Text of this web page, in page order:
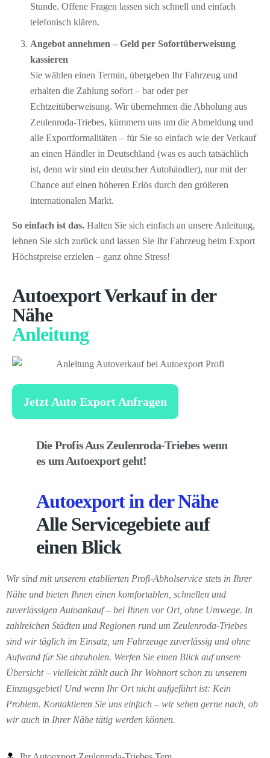
Stunde. Offene Fragen lassen sich schnell und einfach
telefonisch klären.
Angebot annehmen – Geld per Sofort­überweisung
kassieren
Sie wählen einen Termin, übergeben Ihr Fahrzeug und
erhalten die Zahlung sofort – bar oder per
Echtzeitüberweisung. Wir übernehmen die Abholung aus
Zeulenroda-Triebes, kümmern uns um die Abmeldung und
alle Exportformalitäten – für Sie so einfach wie der Verkauf
an einen Händler in Deutschland (was es auch tatsächlich
ist, denn wir sind ein deutscher Autohändler), nur mit der
Chance auf einen höheren Erlös durch den größeren
internationalen Markt.
So einfach ist das. Halten Sie sich einfach an unsere Anleitung,
lehnen Sie sich zurück und lassen Sie Ihr Fahrzeug beim Export
Höchstpreise erzielen – ganz ohne Stress!
Autoexport Verkauf in der
Nähe
Anleitung
Jetzt Auto Export Anfragen
Die Profis Aus Zeulenroda-Triebes wenn
es um Autoexport geht!
Autoexport in der Nähe
Alle Servicegebiete auf
einen Blick
Wir sind mit unserem etablierten Profi-Abholservice stets in Ihrer
Nähe und bieten Ihnen einen komfortablen, schnellen und
zuverlässigen Autoankauf – bei Ihnen vor Ort, ohne Umwege. In
zahlreichen Städten und Regionen rund um Zeulenroda-Triebes
sind wir täglich im Einsatz, um Fahrzeuge zuverlässig und ohne
Aufwand für Sie abzuholen. Werfen Sie einen Blick auf unsere
Übersicht – vielleicht zählt auch Ihr Wohnort schon zu unserem
Einzugsgebiet! Und wenn Ihr Ort nicht aufgeführt ist: Kein
Problem. Kontaktieren Sie uns einfach – wir sehen gerne nach, ob
wir auch in Ihrer Nähe tätig werden können.